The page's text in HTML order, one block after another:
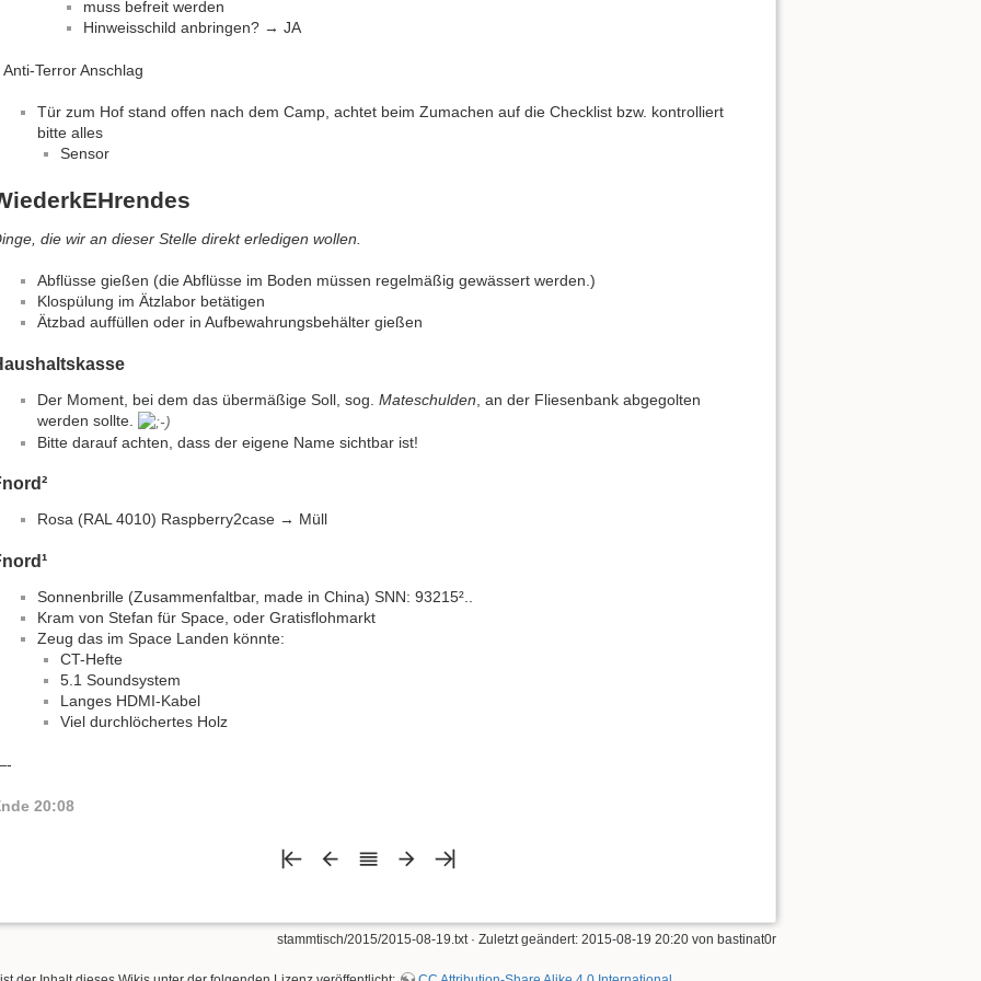
muss befreit werden
Hinweisschild anbringen? → JA
Anti-Terror Anschlag
Tür zum Hof stand offen nach dem Camp, achtet beim Zumachen auf die Checklist bzw. kontrolliert
bitte alles
Sensor
die wir an dieser Stelle direkt erledigen wollen.
Abflüsse gießen (die Abflüsse im Boden müssen regelmäßig gewässert werden.)
Klospülung im Ätzlabor betätigen
Ätzbad auffüllen oder in Aufbewahrungsbehälter gießen
Der Moment, bei dem das übermäßige Soll, sog. Mateschulden , an der Fliesenbank abgegolten
werden sollte.
Bitte darauf achten, dass der eigene Name sichtbar ist!
Rosa (RAL 4010) Raspberry2case → Müll
Sonnenbrille (Zusammenfaltbar, made in China) SNN: 93215²..
Kram von Stefan für Space, oder Gratisflohmarkt
Zeug das im Space Landen könnte:
CT-Hefte
5.1 Soundsystem
Langes HDMI-Kabel
Viel durchlöchertes Holz
20:08
stammtisch/2015/2015-08-19.txt· Zuletzt geändert: 2015-08-19 20:20 von bastinat0r